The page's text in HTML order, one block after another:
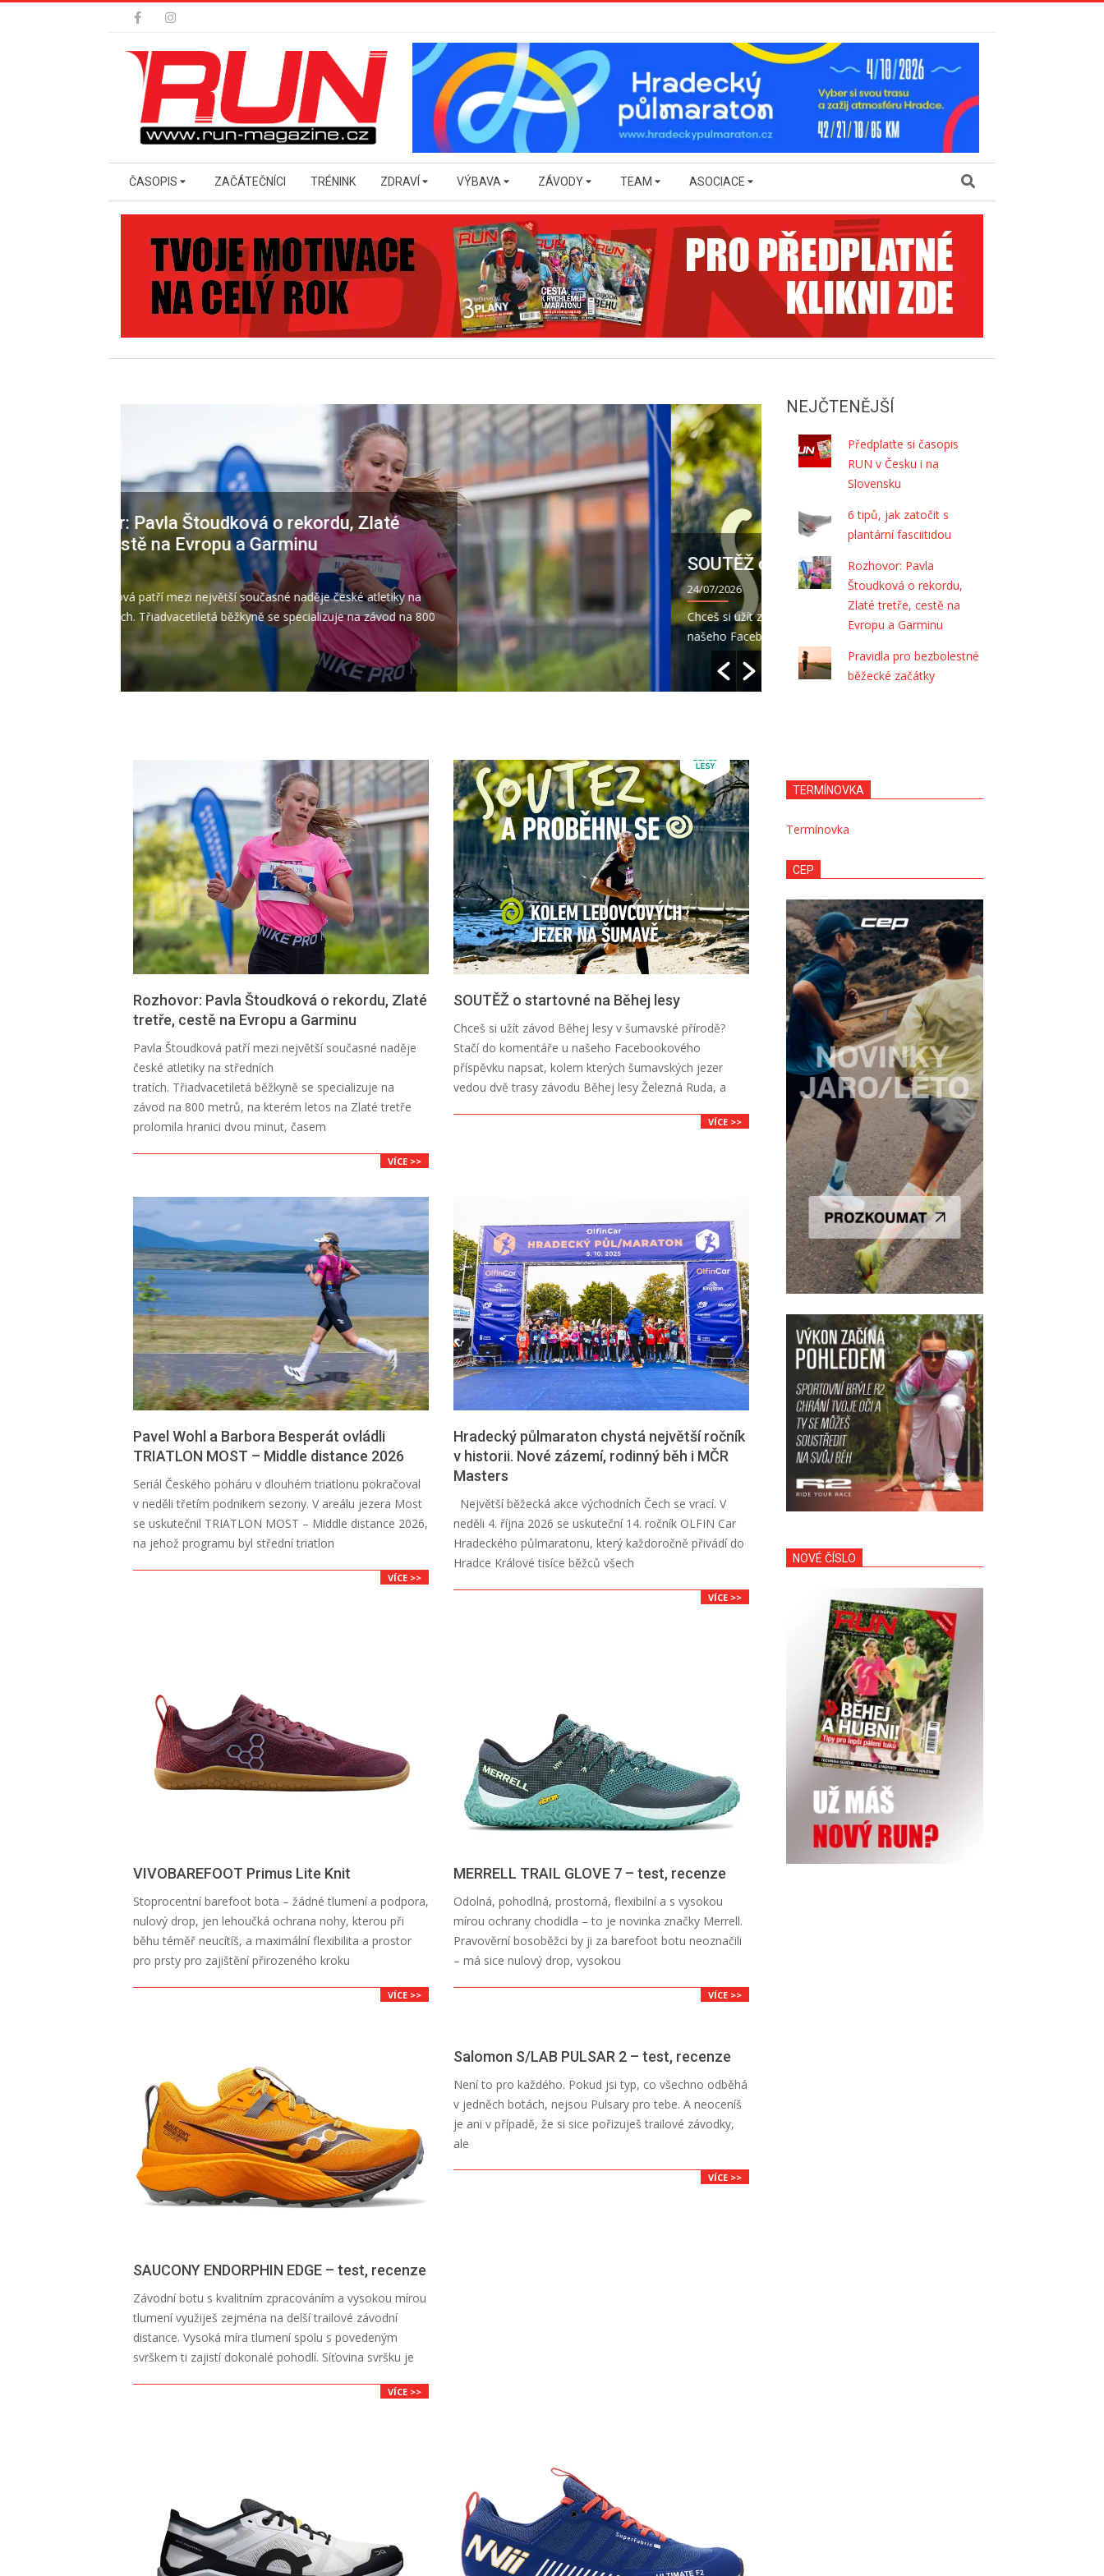
Secondary
Menu
ČASOPIS ZAČÁTEČNÍCI TRÉNINK ZDRAVÍ VÝBAVA ZÁVODY TEAM ASOCIACE Search
SOUTĚŽ o startovné na Běhej lesy
24/07/2026
Chceš si užít závod Běhej lesy v šumavské přírodě? Stačí do komentáře u
našeho Facebookového příspěvku napsat, kolem kterých šumavských...
Pavel Wohl a Barbora Besperát ovládli
TRIATLON MOST – Middle distance
22/07/2026
Seriál Českého poháru v dlouhém triatlonu pokračoval v
podnikem sezony. V areálu jezera Most se uskutečnil
NEJČTENĚJŠÍ
Předplaťte si časopis
RUN v Česku i na
Slovensku
6 tipů, jak zatočit s
plantární fasciitidou
Rozhovor: Pavla
Štoudková o rekordu,
Zlaté tretře, cestě na
Evropu a Garminu
Pravidla pro bezbolestné
běžecké začátky
Rozhovor: Pavla Štoudková o rekordu, Zlaté
tretře, cestě na Evropu a Garminu
Pavla Štoudková patří mezi největší současné naděje
české atletiky na středních
tratích. Třiadvacetiletá běžkyně se specializuje na
závod na 800 metrů, na kterém letos na Zlaté tretře
prolomila hranici dvou minut, časem
VÍCE >>
SOUTĚŽ o startovné na Běhej lesy
Chceš si užít závod Běhej lesy v šumavské přírodě?
Stačí do komentáře u našeho Facebookového
příspěvku napsat, kolem kterých šumavských jezer
vedou dvě trasy závodu Běhej lesy Železná Ruda, a
VÍCE >>
Pavel Wohl a Barbora Besperát ovládli
TRIATLON MOST – Middle distance 2026
Seriál Českého poháru v dlouhém triatlonu pokračoval
v neděli třetím podnikem sezony. V areálu jezera Most
se uskutečnil TRIATLON MOST – Middle distance 2026,
na jehož programu byl střední triatlon
VÍCE >>
Hradecký půlmaraton chystá největší ročník
v historii. Nové zázemí, rodinný běh i MČR
Masters
Největší běžecká akce východních Čech se vrací. V
neděli 4. října 2026 se uskuteční 14. ročník OLFIN Car
Hradeckého půlmaratonu, který každoročně přivádí do
Hradce Králové tisíce běžců všech
VÍCE >>
VIVOBAREFOOT Primus Lite Knit
Stoprocentní barefoot bota – žádné tlumení a podpora,
nulový drop, jen lehoučká ochrana nohy, kterou při
běhu téměř neucítíš, a maximální flexibilita a prostor
pro prsty pro zajištění přirozeného kroku
VÍCE >>
MERRELL TRAIL GLOVE 7 – test, recenze
Odolná, pohodlná, prostorná, flexibilní a s vysokou
mírou ochrany chodidla – to je novinka značky Merrell.
Pravověrní bosoběžci by ji za barefoot botu neoznačili
– má sice nulový drop, vysokou
VÍCE >>
SAUCONY ENDORPHIN EDGE – test, recenze
Závodní botu s kvalitním zpracováním a vysokou mírou
tlumení využiješ zejména na delší trailové závodní
distance. Vysoká míra tlumení spolu s povedeným
svrškem ti zajistí dokonalé pohodlí. Síťovina svršku je
VÍCE >>
Salomon S/LAB PULSAR 2 – test, recenze
13
Není to pro každého. Pokud jsi typ, co všechno odběhá
v jedněch botách, nejsou Pulsary pro tebe. A neoceníš
je ani v případě, že si sice pořizuješ trailové závodky,
ale
VÍCE >>
TERMÍNOVKA
Termínovka
CEP
NOVÉ ČÍSLO